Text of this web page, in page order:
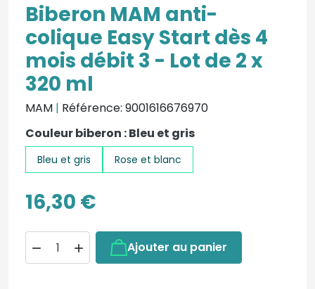
Biberon MAM anti-
colique Easy Start dès 4
mois débit 3 - Lot de 2 x
320 ml
MAM | Référence: 9001616676970
Couleur biberon : Bleu et gris
Bleu et gris Rose et blanc
16,30 €
  Ajouter au panier